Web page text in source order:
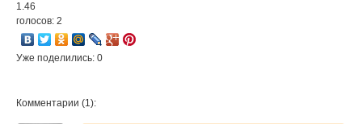
1.46
голосов: 2
Уже поделились: 0
Комментарии (1):